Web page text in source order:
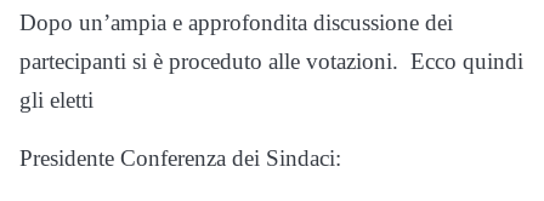
Dopo un’ampia e approfondita discussione dei
partecipanti si è proceduto alle votazioni. Ecco quindi
gli eletti
Presidente Conferenza dei Sindaci: